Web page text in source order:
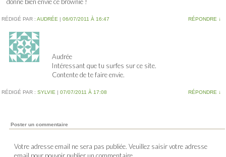
donne bien envie ce brownie !
RÉDIGÉ PAR : AUDRÉE | 06/07/2011 À 16:47 RÉPONDRE ↓
Audrée
Intéressant que tu surfes sur ce site.
Contente de te faire envie.
RÉDIGÉ PAR : SYLVIE | 07/07/2011 À 17:08 RÉPONDRE ↓
Poster un commentaire
Votre adresse email ne sera pas publiée. Veuillez saisir votre adresse